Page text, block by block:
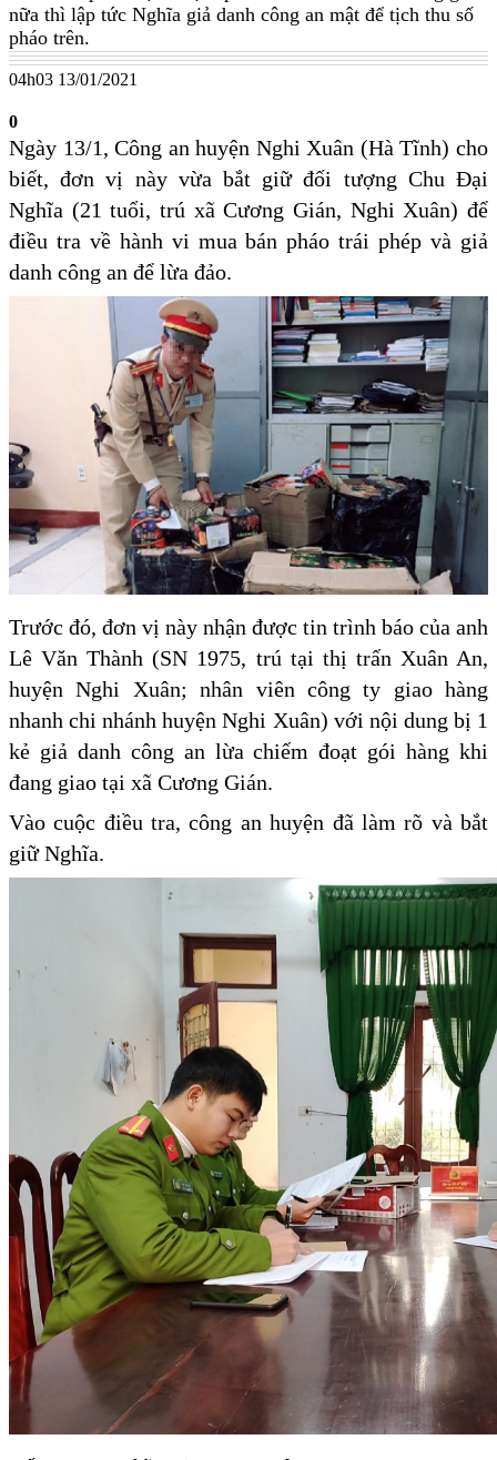
nữa thì lập tức Nghĩa giả danh công an mật để tịch thu số
pháo trên.
04h03 13/01/2021
0
Ngày 13/1, Công an huyện Nghi Xuân (Hà Tĩnh) cho
biết, đơn vị này vừa bắt giữ đối tượng Chu Đại
Nghĩa (21 tuổi, trú xã Cương Gián, Nghi Xuân) để
điều tra về hành vi mua bán pháo trái phép và giả
danh công an để lừa đảo.
Trước đó, đơn vị này nhận được tin trình báo của anh
Lê Văn Thành (SN 1975, trú tại thị trấn Xuân An,
huyện Nghi Xuân; nhân viên công ty giao hàng
nhanh chi nhánh huyện Nghi Xuân) với nội dung bị 1
kẻ giả danh công an lừa chiếm đoạt gói hàng khi
đang giao tại xã Cương Gián.
Vào cuộc điều tra, công an huyện đã làm rõ và bắt
giữ Nghĩa.